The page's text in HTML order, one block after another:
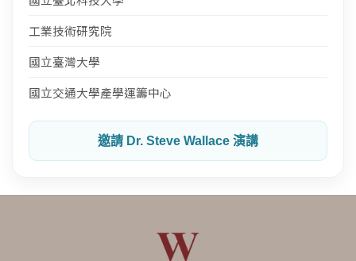
工業技術研究院
國立臺灣大學
國立交通大學產學運籌中心
邀請 Dr. Steve Wallace 演講